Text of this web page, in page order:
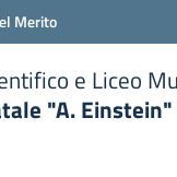
Merito
e Liceo
"A. Einstein"